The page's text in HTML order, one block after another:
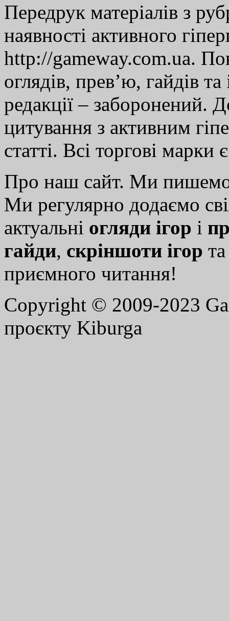
Передрук матеріалів з
наявності активного
http://gameway.com.ua.
оглядів, прев’ю, гайдів
редакції – заборонений.
цитування з активним
статті. Всі торгові марки
Про наш сайт. Ми
Ми регулярно додаємо
актуальні огляди ігор і
гайди, скріншоти ігор
приємного читання!
Copyright © 2009-2023
проєкту Kiburga